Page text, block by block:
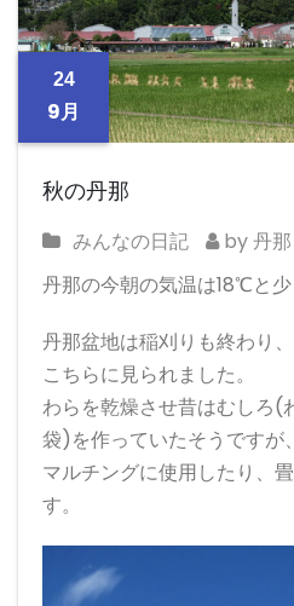
24
9月
秋の丹那
みんなの日記
by 丹那
丹那の今朝の気温は18℃と少
丹那盆地は稲刈りも終わり
こちらに見られました。
わらを乾燥させ昔はむしろ(
袋)を作っていたそうですが
マルチングに使用したり、
す。